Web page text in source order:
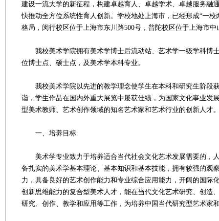
建设一流大学的新征程，构建卓越育人、卓越学术、卓越服务融
快推动全方位系统性育人创新。学校地处上海市，已经形成“一校
格局，闵行校区位于上海市东川路500号，普陀校区位于上海市中
我校美术学院拥有美术学博士后流动站、艺术学一级学科博
位博士点、硕士点，及美术学本科专业。
我校美术学院以先进的教学理念使学生在本科和研究生阶段
诣，学生作品在国内外重大展览中屡获佳绩，为国家文化事业发
型美术教师、艺术创作领域的知名艺术家和艺术行业的创新人才
一、培养目标
美术学专业致力于培养适合当代社会文化艺术发展需要的，
备扎实的美术学基本理论、基本知识和基本技能，拥有较强的观
力，具备良好的艺术创作能力和专业综合应用能力，开阔的国际
创新思维能力的复合型美术人才，能在当代文化艺术研究、创造
研究、创作、教学和应用等工作，为培养中国当代研究型艺术家